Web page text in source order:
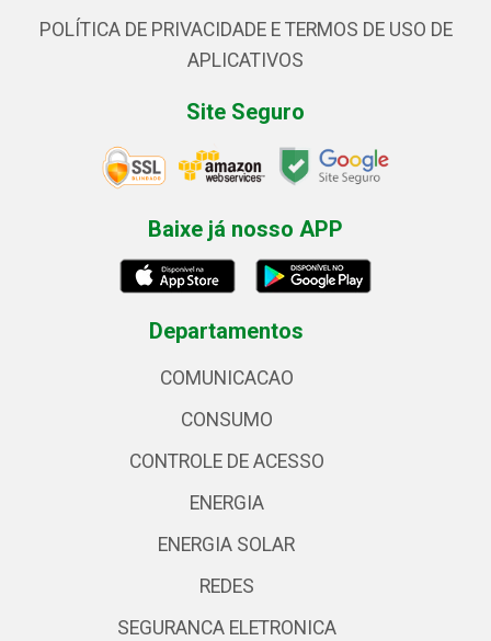
POLÍTICA DE PRIVACIDADE E TERMOS DE USO DE
APLICATIVOS
Site Seguro
Baixe já nosso APP
Departamentos
COMUNICACAO
CONSUMO
CONTROLE DE ACESSO
ENERGIA
ENERGIA SOLAR
REDES
SEGURANCA ELETRONICA